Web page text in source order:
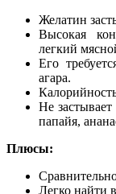
Желатин
Высокая
легкий
Его
агара.
Не
папайя,
Плюсы:
Легко найти